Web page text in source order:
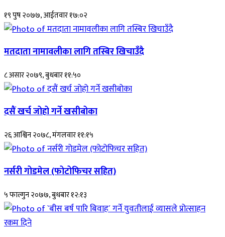
१९ पुष २०७७, आईतवार १७:०२
मतदाता नामावलीका लागि तस्बिर खिचाउँदै
८ असार २०७९, बुधबार ११:५०
दसैं खर्च जोहो गर्ने खसीबोका
२६ आश्विन २०७८, मंगलवार ११:१५
नर्सरी गोडमेल (फोटोफिचर सहित)
५ फाल्गुन २०७७, बुधबार १२:१३